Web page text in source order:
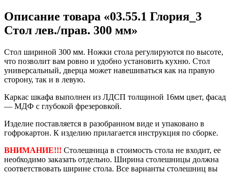
Описание товара «03.55.1 Глория_3
Стол лев./прав. 300 мм»
Стол шириной 300 мм. Ножки стола регулируются по высоте,
что позволит вам ровно и удобно установить кухню. Стол
универсальный, дверца может навешиваться как на правую
сторону, так и в левую.
Каркас шкафа выполнен из ЛДСП толщиной 16мм цвет, фасад
— МДФ с глубокой фрезеровкой.
Изделие поставляется в разобранном виде и упаковано в
гофрокартон. К изделию прилагается инструкция по сборке.
ВНИМАНИЕ!!! Столешница в стоимость стола не входит, ее
необходимо заказать отдельно. Ширина столешницы должна
соответствовать ширине стола. Все варианты столешниц вы